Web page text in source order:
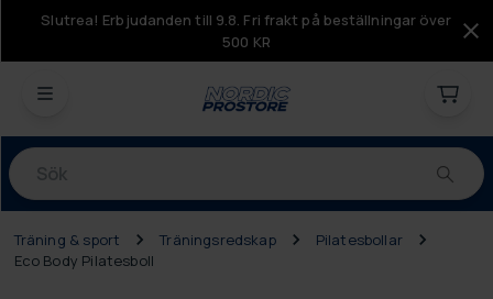
Slutrea! Erbjudanden till 9.8. Fri frakt på beställningar över
500 KR
Produkter
Träning & sport Träningsredskap
Pilatesbollar
Eco Body Pilatesboll